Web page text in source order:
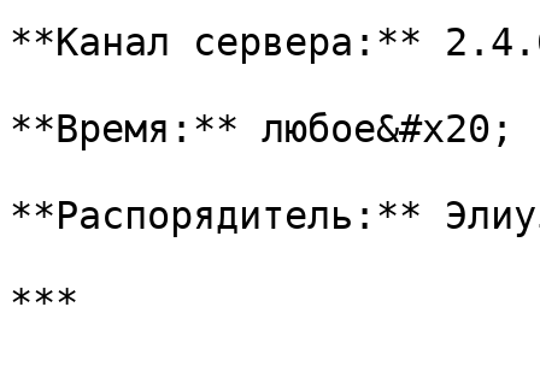
**Канал сервера:**
**Время:** любое&#x20;
**Распорядитель:**
***